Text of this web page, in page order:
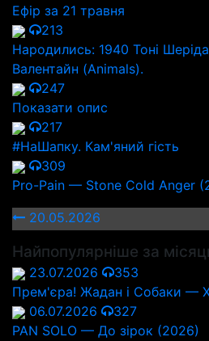
Ефір за 21 травня
213
Народились: 1940 Тоні
Валентайн (Animals).
247
Показати опис
217
#НаШапку. Кам'яний гість
309
Pro-Pain — Stone Cold Anger
20.05.2026
Найпопулярніше за
23.07.2026
353
Прем'єра! Жадан і Собаки —
06.07.2026
327
PAN SOLO — До зірок (2026)